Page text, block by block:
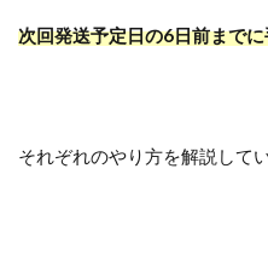
次回発送予定日の6日前まで
それぞれのやり方を解説して